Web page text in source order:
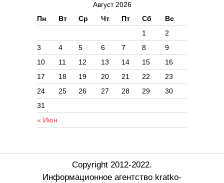
Август 2026
Пн
Вт Ср Чт Пт Сб Вс
« Июн
1
2
3
4 5 6 7 8
9
10
11 12 13 14 15
16
17
18 19 20 21 22
23
24
25 26 27 28 29
30
31
Copyright 2012-2022.
Информационное агентство kratko-